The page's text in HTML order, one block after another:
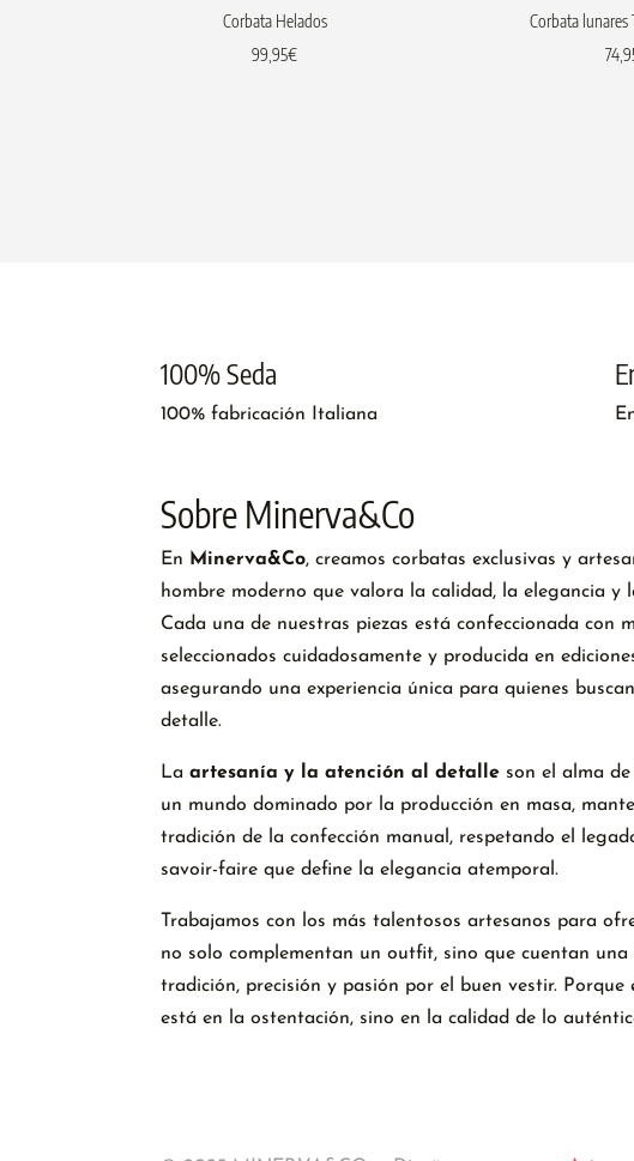
Corbata Helados
99,95€
Corbata lunares
100% Seda
100% fabricación Italiana
Sobre Minerva&Co
En Minerva&Co, creamos corbatas exclusivas y
hombre moderno que valora la calidad, la elegancia y
Cada una de nuestras piezas está confeccionada con
seleccionados cuidadosamente y producida en
asegurando una experiencia única para quienes
detalle.
Laartesanía y la atención al detalle son el alma
un mundo dominado por la producción en masa,
tradición de la confección manual, respetando el
savoir-faire que define la elegancia atemporal.
Trabajamos con los más talentosos artesanos para
no solo complementan un outfit, sino que cuentan
tradición, precisión y pasión por el buen vestir. Porque
está en la ostentación, sino en la calidad de lo